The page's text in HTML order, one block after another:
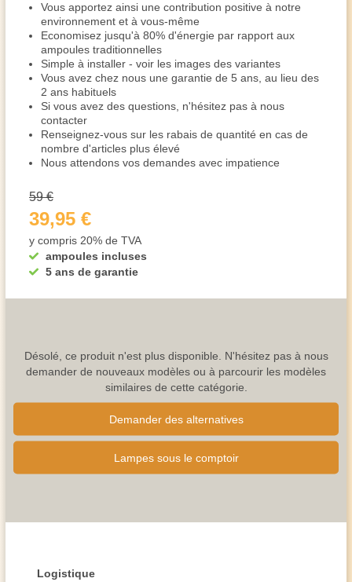
Vous apportez ainsi une contribution positive à notre
environnement et à vous-même
Economisez jusqu'à 80% d'énergie par rapport aux
ampoules traditionnelles
Simple à installer - voir les images des variantes
Vous avez chez nous une garantie de 5 ans, au lieu des
2 ans habituels
Si vous avez des questions, n'hésitez pas à nous
contacter
Renseignez-vous sur les rabais de quantité en cas de
nombre d'articles plus élevé
Nous attendons vos demandes avec impatience
ampoules incluses
5 ans de garantie
59 €
39,95 €
y compris 20% de TVA
Désolé, ce produit n'est plus disponible. N'hésitez pas à nous
demander de nouveaux modèles ou à parcourir les modèles
similaires de cette catégorie.
Demander des alternatives
Lampes sous le comptoir
Logistique